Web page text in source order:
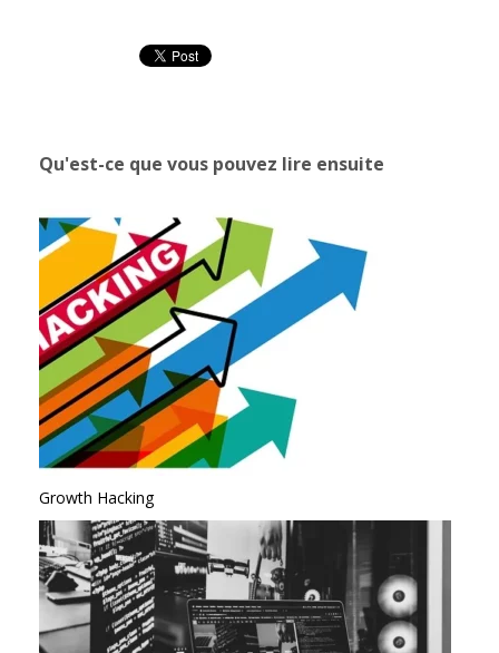
Qu'est-ce que vous pouvez lire ensuite
Growth Hacking